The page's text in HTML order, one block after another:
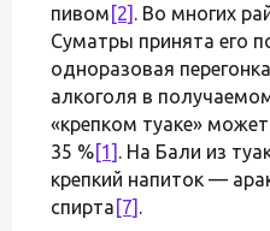
пивом [2] . Во многих
Суматры принята его
одноразовая
алкоголя в
«крепком туаке»
35 %[1] . На Бали из
крепкий напиток —
спирта [7] .